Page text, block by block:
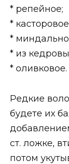
* репейное;
*
*
* из
* оливковое.
Редкие
будете их
ст. ложке,
потом